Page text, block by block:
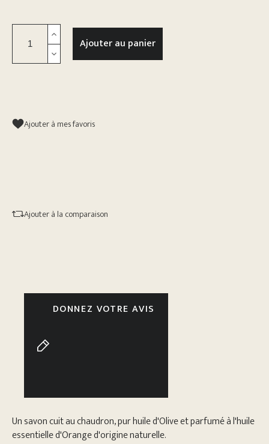
Ajouter au panier
Ajouter à mes favoris
Ajouter à la comparaison
DONNEZ VOTRE AVIS
Un savon cuit au chaudron, pur huile d'Olive et parfumé à l'huile
essentielle d'Orange d'origine naturelle.